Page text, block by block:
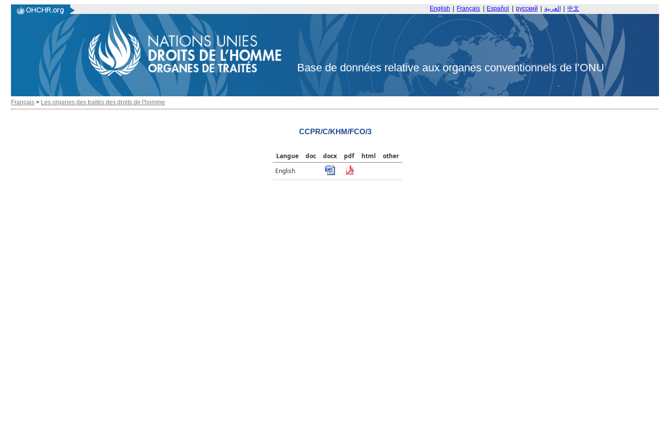
English Français Español русский العربية 中文
Base de données relative aux organes conventionnels de l’ONU
Français > Les organes des traités des droits de l'homme
CCPR/C/KHM/FCO/3
Langue doc docx pdf html
other
English